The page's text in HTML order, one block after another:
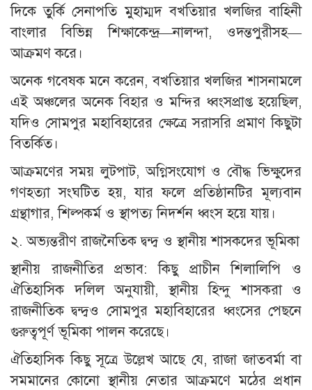
দিকে তুর্কি সেনাপতি মুহাম্মদ বখতিয়ার খলজির বাহিনী
বাংলার বিভিন্ন শিক্ষাকেন্দ্র—নালন্দা, ওদন্তপুরীসহ—
আক্রমণ করে।
অনেক গবেষক মনে করেন, বখতিয়ার খলজির শাসনামলে
এই অঞ্চলের অনেক বিহার ও মন্দির ধ্বংসপ্রাপ্ত হয়েছিল,
যদিও সোমপুর মহাবিহারের ক্ষেত্রে সরাসরি প্রমাণ কিছুটা
বিতর্কিত।
আক্রমণের সময় লুটপাট, অগ্নিসংযোগ ও বৌদ্ধ ভিক্ষুদের
গণহত্যা সংঘটিত হয়, যার ফলে প্রতিষ্ঠানটির মূল্যবান
গ্রন্থাগার, শিল্পকর্ম ও স্থাপত্য নিদর্শন ধ্বংস হয়ে যায়।
২. অভ্যন্তরীণ রাজনৈতিক দ্বন্দ্ব ও স্থানীয় শাসকদের ভূমিকা
স্থানীয় রাজনীতির প্রভাব: কিছু প্রাচীন শিলালিপি ও
ঐতিহাসিক দলিল অনুযায়ী, স্থানীয় হিন্দু শাসকরা ও
রাজনীতিক দ্বন্দ্বও সোমপুর মহাবিহারের ধ্বংসের পেছনে
গুরুত্বপূর্ণ ভূমিকা পালন করেছে।
ঐতিহাসিক কিছু সূত্রে উল্লেখ আছে যে, রাজা জাতবর্মা বা
সমমানের কোনো স্থানীয় নেতার আক্রমণে মঠের প্রধান